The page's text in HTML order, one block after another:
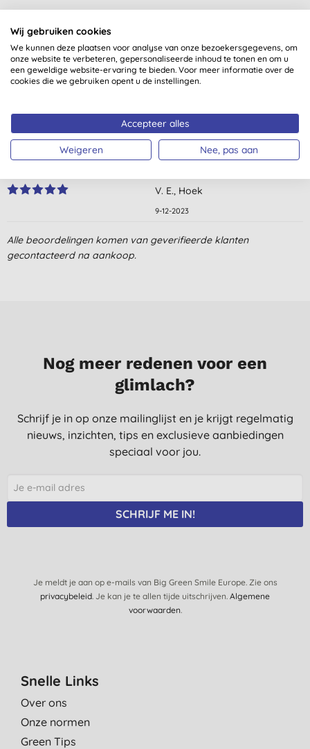
Klantbeoordelingen
5,0van 5 (3 beoordelingen)
B. V., Rotterdam
4-9-2024
V. E., Hoek
9-12-2023
Werkt uitstekend. Chronisch stinkende badkamerafvoer was
binnen een dag verholpen en sindsdien (na 2x 1 tablet) al weken
Alle beoordelingen komen van geverifieerde klanten
gecontacteerd na aankoop.
Nog meer redenen voor een
glimlach?
Schrijf je in op onze mailinglijst en je krijgt regelmatig
nieuws, inzichten, tips en exclusieve aanbiedingen
speciaal voor jou.
SCHRIJF ME IN!
Je meldt je aan op e-mails van Big Green Smile Europe. Zie ons
privacybeleid. Je kan je te allen tijde uitschrijven. Algemene
voorwaarden.
Snelle Links
Over ons
Onze normen
Green Tips
Wij gebruiken cookies
We kunnen deze plaatsen voor analyse van onze bezoekersgegevens, om
onze website te verbeteren, gepersonaliseerde inhoud te tonen en om u
een geweldige website-ervaring te bieden. Voor meer informatie over de
cookies die we gebruiken opent u de instellingen.
Accepteer alles
Weigeren Nee, pas aan